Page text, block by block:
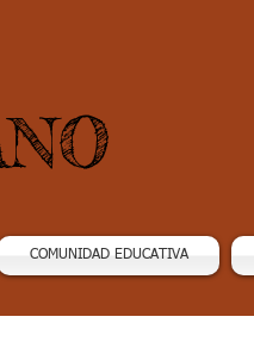
COMUNIDAD EDUCATIVA